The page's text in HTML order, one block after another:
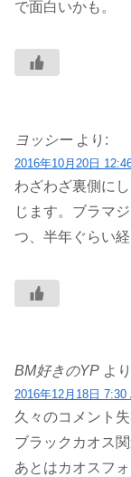
で面白いかも。
ヨッシー より:
2016年10月20日
わざわざ裏側に
じます。ブラマ
つ、半年ぐらい
BM好きのYP よ
2016年12月18日 7:30
久々のコメント失
ブラックカオス
あとはカオスフ